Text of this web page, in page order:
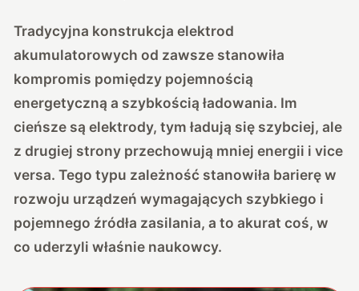
Tradycyjna konstrukcja elektrod
akumulatorowych od zawsze stanowiła
kompromis pomiędzy pojemnością
energetyczną a szybkością ładowania. Im
cieńsze są elektrody, tym ładują się szybciej, ale
z drugiej strony przechowują mniej energii i vice
versa. Tego typu zależność stanowiła barierę w
rozwoju urządzeń wymagających szybkiego i
pojemnego źródła zasilania, a to akurat coś, w
co uderzyli właśnie naukowcy.